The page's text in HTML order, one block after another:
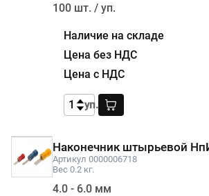
100 шт. / уп.
уп.
Наконечник штырьевой
Артикул 0000006718
Вес 0.2 кг.
4.0 - 6.0 мм